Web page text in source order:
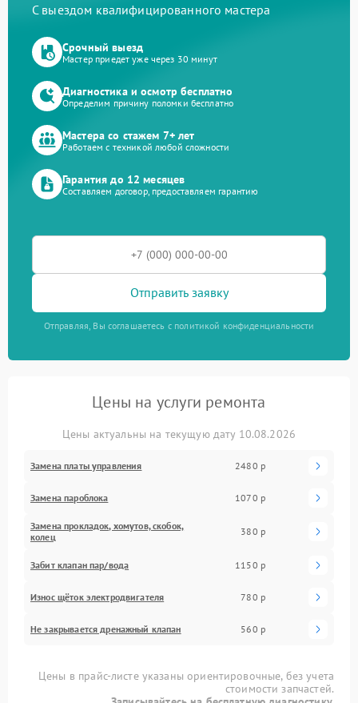
С выездом квалифицированного мастера
Срочный выезд
Мастер приедет уже через 30 минут
Диагностика и осмотр бесплатно
Определим причину поломки бесплатно
Мастера со стажем 7+ лет
Работаем с техникой любой сложности
Гарантия до 12 месяцев
Составляем договор, предоставляем гарантию
Отправить заявку
Отправляя, Вы соглашаетесь с политикой конфиденциальности
Цены на услуги ремонта
Цены актуальны на текущую дату 10.08.2026
Замена платы управления 2480 р
Замена пароблока 1070 р
Замена прокладок, хомутов, скобок,
колец
380 р
Забит клапан пар/вода 1150 р
Износ щёток электродвигателя 780 р
Не закрывается дренажный клапан 560 р
Цены в прайс-листе указаны ориентировочные, без учета
стоимости запчастей.